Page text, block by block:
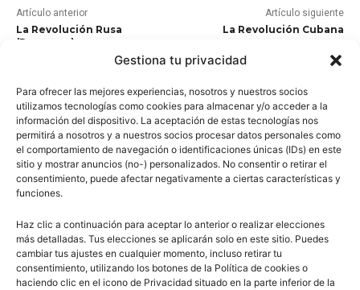
Gestiona tu privacidad
Para ofrecer las mejores experiencias, nosotros y nuestros socios
utilizamos tecnologías como cookies para almacenar y/o acceder a la
información del dispositivo. La aceptación de estas tecnologías nos
permitirá a nosotros y a nuestros socios procesar datos personales como
el comportamiento de navegación o identificaciones únicas (IDs) en este
sitio y mostrar anuncios (no-) personalizados. No consentir o retirar el
consentimiento, puede afectar negativamente a ciertas características y
funciones.
Haz clic a continuación para aceptar lo anterior o realizar elecciones
más detalladas. Tus elecciones se aplicarán solo en este sitio. Puedes
cambiar tus ajustes en cualquier momento, incluso retirar tu
consentimiento, utilizando los botones de la Política de cookies o
haciendo clic en el icono de Privacidad situado en la parte inferior de la
Artículo anterior
La Revolución Rusa
(Resumen)
Artículo siguiente
La Revolución Cubana
ARTÍCULOS RELACIONADOS
Historia de Turquía
Unificación de España